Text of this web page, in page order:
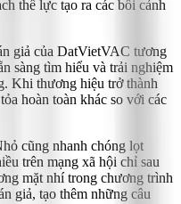
thể lực tạo ra các bối cảnh
giả của DatVietVAC tương
sàng tìm hiểu và trải nghiệm
Khi thương hiệu trở thành
hoàn toàn khác so với các
cũng nhanh chóng lọt
trên mạng xã hội chỉ sau
mặt nhí trong chương trình
giả, tạo thêm những câu